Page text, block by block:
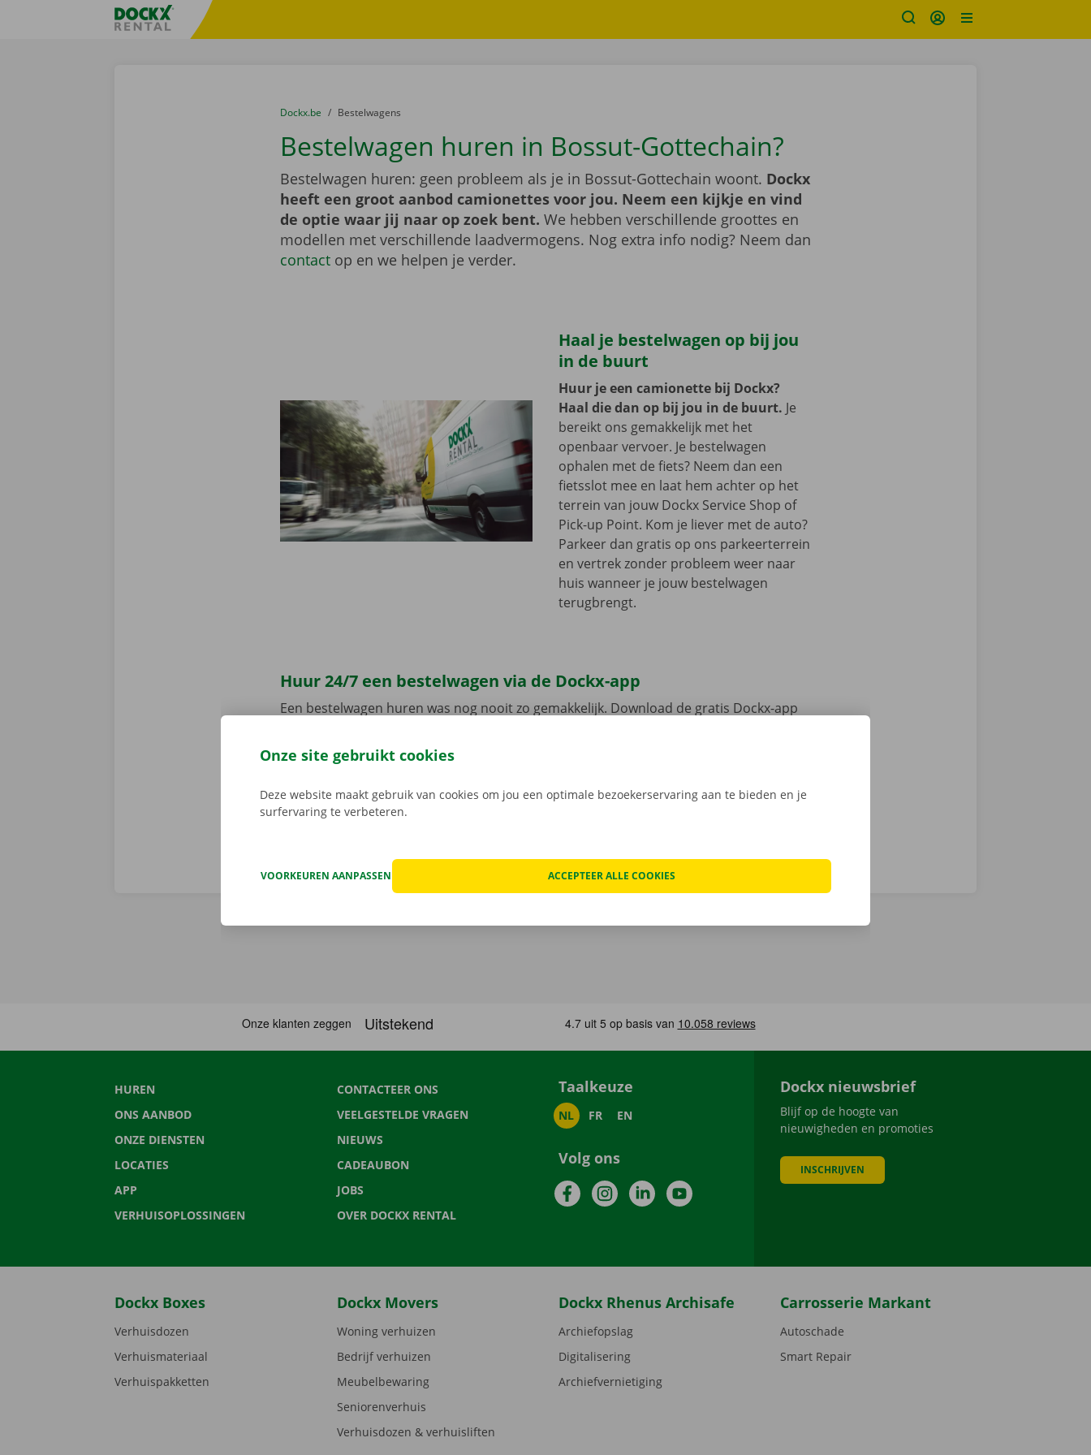
Taalselectie overslaanFratello DEMO
U bevindt zich hier:
van
Dockx.be naar
Bestelwagens
Bestelwagen huren in Bossut-Gottechain?
Bestelwagen huren: geen probleem als je in Bossut-Gottechain woont. Dockx
heeft een groot aanbod camionettes voor jou. Neem een kijkje en vind
de optie waar jij naar op zoek bent. We hebben verschillende groottes en
modellen met verschillende laadvermogens. Nog extra info nodig? Neem dan
contactop en we helpen je verder.
Haal je bestelwagen op bij jou
in de buurt
Huur je een camionette bij Dockx?
Haal die dan op bij jou in de buurt. Je
bereikt ons gemakkelijk met het
openbaar vervoer. Je bestelwagen
ophalen met de fiets? Neem dan een
fietsslot mee en laat hem achter op het
terrein van jouw Dockx Service Shop of
Pick-up Point. Kom je liever met de auto?
Parkeer dan gratis op ons parkeerterrein
en vertrek zonder probleem weer naar
huis wanneer je jouw bestelwagen
terugbrengt.
Huur 24/7 een bestelwagen via de Dockx-app
Een bestelwagen huren was nog nooit zo gemakkelijk. Download de gratis Dockx-app
en gemakkelijk het model dat bij jouw situatie past. Reken af via de app en haal jouw
huurwagen op in een Pick-up Point of Dockx Service Shop naar keuze.
HUREN
ONS AANBOD
ONZE DIENSTEN
LOCATIES
APP
VERHUISOPLOSSINGEN
CONTACTEER ONS
VEELGESTELDE VRAGEN
NIEUWS
CADEAUBON
JOBS
OVER DOCKX RENTAL
Taalkeuze
NL FR EN
Volg ons
FacebookInstagramLinkedInYouTube
Dockx nieuwsbrief
Blijf op de hoogte van
nieuwigheden en promoties
INSCHRIJVEN
Dockx Boxes
Verhuisdozen
Verhuismateriaal
Verhuispakketten
Dockx Movers
Woning verhuizen
Bedrijf verhuizen
Meubelbewaring
Seniorenverhuis
Verhuisdozen & verhuisliften
Dockx Rhenus Archisafe
Archiefopslag
Digitalisering
Archiefvernietiging
Carrosserie Markant
Autoschade
Smart Repair
Onze site gebruikt cookies
Deze website maakt gebruik van cookies om jou een optimale bezoekerservaring aan te bieden en je
surfervaring te verbeteren.
VOORKEUREN AANPASSEN ACCEPTEER ALLE COOKIES